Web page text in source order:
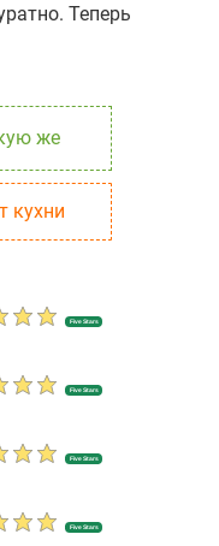
Теперь
же
кухни
Five Stars
Five Stars
Five Stars
Five Stars